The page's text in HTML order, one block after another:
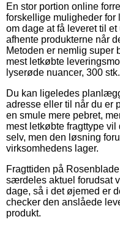
En stor portion online
forskellige muligheder for
om dage at få leveret til
afhente produkterne når
Metoden er nemlig super
mest letkøbte
lyserøde nuancer, 300
Du kan ligeledes
adresse eller til når du er
en smule mere pebret,
mest letkøbte fragttype
selv, men den løsning
virksomhedens lager.
Fragttiden på
særdeles aktuel forudsat
dage, så i det øjemed er
checker den anslåede
produkt.